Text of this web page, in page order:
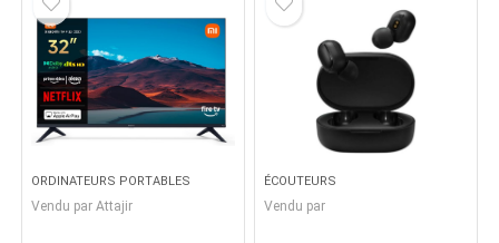
ORDINATEURS PORTABLES
Vendu par Attajir
ÉCOUTEURS
Vendu par